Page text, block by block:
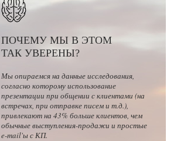
ПОЧЕМУ МЫ В ЭТОМ
ТАК УВЕРЕНЫ?
Мы опираемся на данные исследования,
согласно которому использование
презентации при общении с клиентами (на
встречах, при отправке писем и т.д.),
привлекают на 43% больше клиентов, чем
обычные выступления-продажи и простые
e-mail'ы с КП.